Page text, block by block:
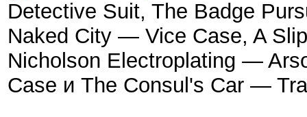
Detective Suit, The Badge
Naked City — Vice Case, A
Nicholson Electroplating —
Case и The Consul's Car —